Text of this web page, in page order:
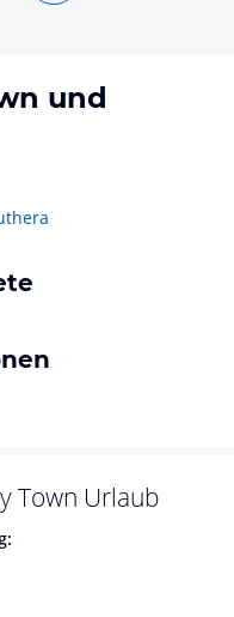
und
Town Urlaub